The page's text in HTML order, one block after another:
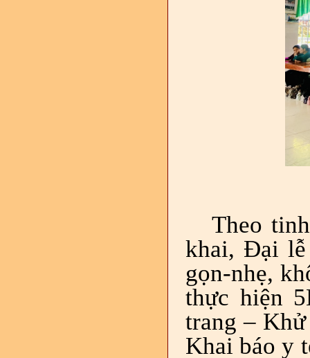
Theo
khai, Đại lễ
gọn-nhẹ,
thực hiện
trang –
Khai báo y